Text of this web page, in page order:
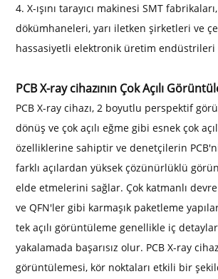
4. X-ışını tarayıcı makinesi SMT
dökümhaneleri, yarı iletken şirketleri ve
hassasiyetli elektronik üretim
PCB X-ray cihazının Çok Açılı
PCB X-ray cihazı, 2 boyutlu perspektif
dönüş ve çok açılı eğme gibi esnek çok
özelliklerine sahiptir ve denetçilerin
farklı açılardan yüksek çözünürlüklü
elde etmelerini sağlar. Çok katmanlı
ve QFN'ler gibi karmaşık paketleme
tek açılı görüntüleme genellikle iç
yakalamada başarısız olur. PCB X-ray
görüntülemesi, kör noktaları etkili bir